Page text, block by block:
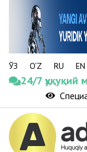
ЎЗ O‘Z RU EN
24/7 ҳуқуқий